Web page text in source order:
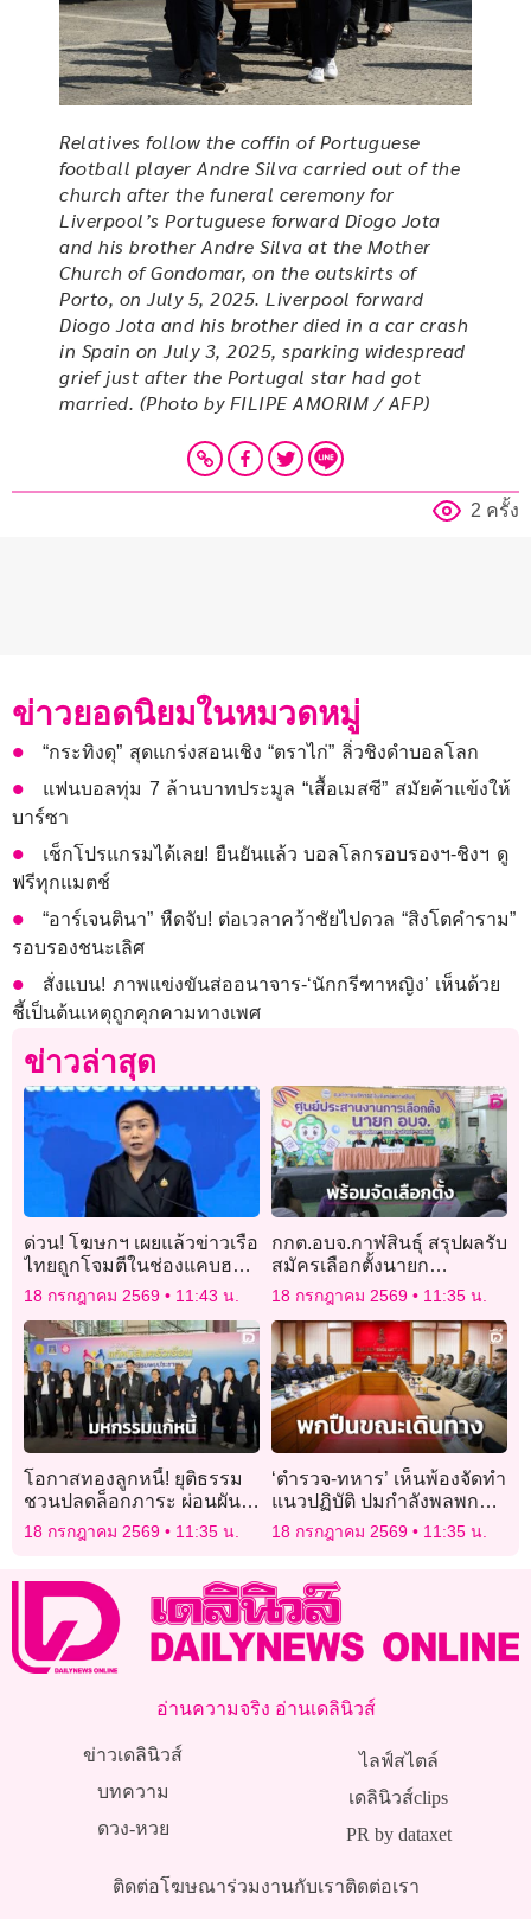
Relatives follow the coffin of Portuguese
football player Andre Silva carried out of the
church after the funeral ceremony for
Liverpool’s Portuguese forward Diogo Jota
and his brother Andre Silva at the Mother
Church of Gondomar, on the outskirts of
Porto, on July 5, 2025. Liverpool forward
Diogo Jota and his brother died in a car crash
in Spain on July 3, 2025, sparking widespread
grief just after the Portugal star had got
married. (Photo by FILIPE AMORIM / AFP)
2 ครั้ง
ข่าวยอดนิยมในหมวดหมู่
“กระทิงดุ” สุดแกร่งสอนเชิง “ตราไก่” ลิ่วชิงดำบอลโลก
แฟนบอลทุ่ม 7 ล้านบาทประมูล “เสื้อเมสซี” สมัยค้าแข้งให้
บาร์ซา
เช็กโปรแกรมได้เลย! ยืนยันแล้ว บอลโลกรอบรองฯ-ชิงฯ ดู
ฟรีทุกแมตช์
“อาร์เจนตินา” หืดจับ! ต่อเวลาคว้าชัยไปดวล “สิงโตคำราม”
รอบรองชนะเลิศ
สั่งแบน! ภาพแข่งขันส่ออนาจาร-‘นักกรีฑาหญิง’ เห็นด้วย
ชี้เป็นต้นเหตุถูกคุกคามทางเพศ
ข่าวล่าสุด
ด่วน! โฆษกฯ เผยแล้วข่าวเรือ
ไทยถูกโจมตีในช่องแคบฮอร์
มุซ เป็นเรือสัญชาติไทยไหม?
18 กรกฎาคม 2569 11:43 น.
กกต.อบจ.กาฬสินธุ์ สรุปผลรับ
สมัครเลือกตั้งนายก
อบจ.กาฬสินธุ์ พร้อมเดินหน้า
จัดเลือกตั้ง
18 กรกฎาคม 2569 11:35 น.
โอกาสทองลูกหนี้! ยุติธรรม
ชวนปลดล็อกภาระ ผ่อนผัน-
ลดดอก-งดฟ้อง ในงาน
มหกรรมแก้หนี้ จ.เพชรบุรี
18 กรกฎาคม 2569 11:35 น.
‘ตำรวจ-ทหาร’ เห็นพ้องจัดทำ
แนวปฏิบัติ ปมกำลังพลพกพา
อาวุธปืนระหว่างเดินทาง
18 กรกฎาคม 2569 11:35 น.
อ่านความจริง อ่านเดลินิวส์
ข่าวเดลินิวส์
บทความ
ดวง-หวย
ไลฟ์สไตล์
เดลินิวส์clips
PR by dataxet
ติดต่อโฆษณาร่วมงานกับเราติดต่อเรา